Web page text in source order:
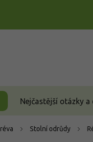
Nejčastější otázky
Stolní odrůdy